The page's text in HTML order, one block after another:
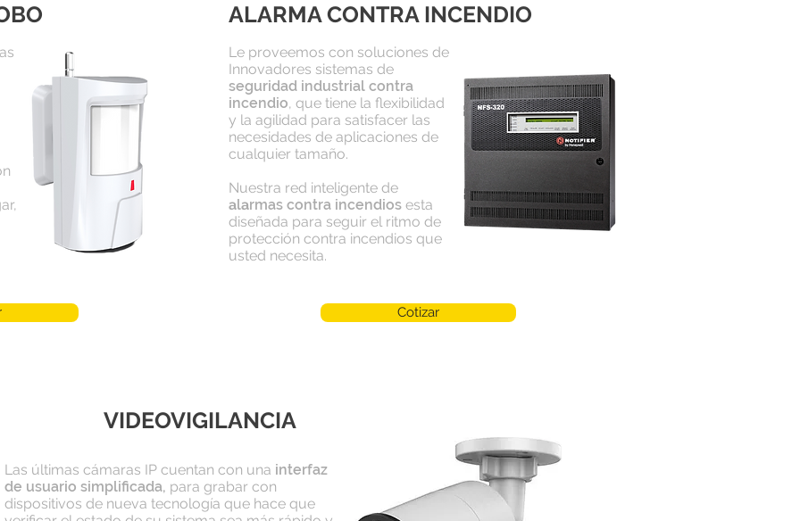
ALARMA CONTRA INCENDIO
Le proveemos con soluciones de
Innovadores sistemas de
seguridad industrial contra
incendio, que tiene la flexibilidad
y la agilidad para satisfacer las
necesidades de aplicaciones de
cualquier tamaño.
Nuestra red inteligente de
alarmas contra incendios esta
diseñada para seguir el ritmo de
protección contra incendios que
usted necesita.
Cotizar
VIDEOVIGILANCIA
Las últimas cámaras IP cuentan con una interfaz
de usuario simplificada, para grabar con
dispositivos de nueva tecnología que hace que